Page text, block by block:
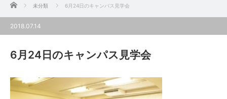
ホーム 未分類 6月24日のキャンパス見学会
2018.07.14
6月24日のキャンパス見学会